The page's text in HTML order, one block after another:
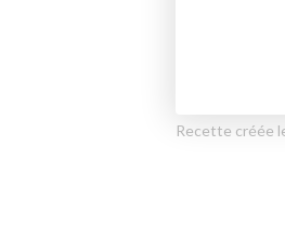
Recette créée